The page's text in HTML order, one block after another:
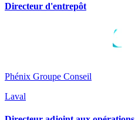
Directeur d'entrepôt
Phénix Groupe Conseil
Laval